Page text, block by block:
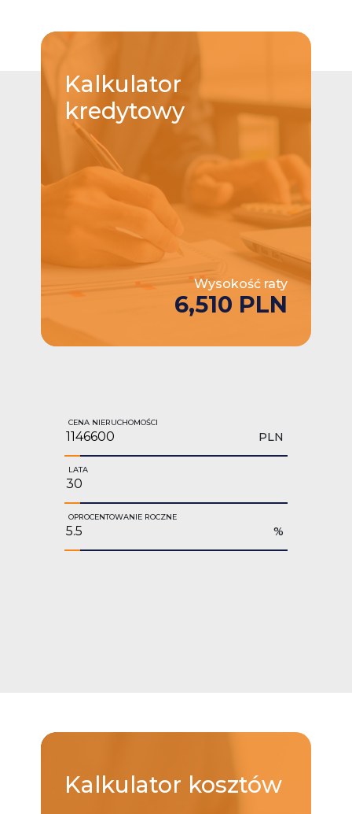
Kalkulator
kredytowy
Wysokość raty
6,510 PLN
CENA NIERUCHOMOŚCI
PLN
LATA
OPROCENTOWANIE ROCZNE
%
Kalkulator kosztów